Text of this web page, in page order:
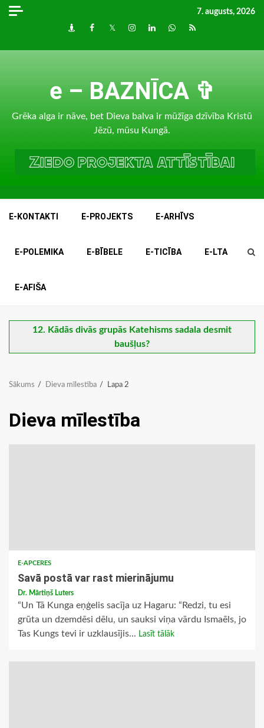
Skip
7. augusts, 2026
DraugiemFacebook
TwitterInstagram
LinkedInwhatsapp
RSS
e – BAZNĪCA ✞
Grēka alga ir nāve, bet Dieva balva ir mūžīga dzīvība Kristū
Jēzū, mūsu Kungā.
E-KONTAKTI E-PROJEKTS E-ARHĪVS
E-POLEMIKA E-BĪBELE E-TICĪBA E-LTA
E-AFIŠA
12. Kādās divās grupās Katehisms sadala desmit
baušļus?
Sākums Dieva mīlestība Lapa 2
Dieva mīlestība
E-APCERES
Savā postā var rast mierinājumu
Dr. Mārtiņš Luters
“Un Tā Kunga eņģelis sacīja uz Hagaru: “Redzi, tu esi
grūta un dzemdēsi dēlu, un sauksi viņa vārdu Ismaēls, jo
Tas Kungs tevi ir uzklausījis... Lasīt tālāk